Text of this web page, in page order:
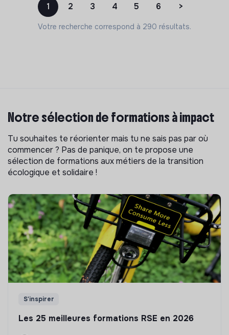
1 2 3 4 5 6 >
Votre recherche correspond à 290 résultats.
Notre sélection de formations à impact
Tu souhaites te réorienter mais tu ne sais pas par où
commencer ? Pas de panique, on te propose une
sélection de formations aux métiers de la transition
écologique et solidaire !
S'inspirer
Les 25 meilleures formations RSE en 2026